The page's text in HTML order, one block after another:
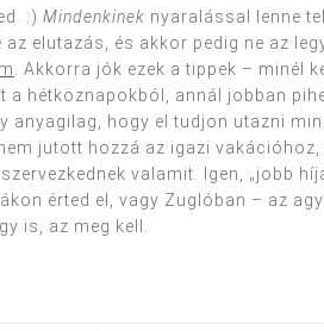
:) Mindenkinek nyaralással lenne
elutazás, és akkor pedig ne az
. Akkorra jók ezek a tippek – minél
a hétköznapokból, annál jobban
anyagilag, hogy el tudjon utazni
jutott hozzá az igazi
valamit. Igen, „jobb
érted el, vagy Zuglóban – az
is, az meg kell.